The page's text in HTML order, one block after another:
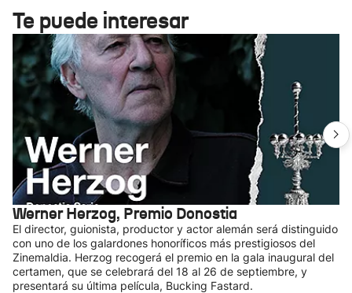
Te puede interesar
Werner Herzog, Premio Donostia
El director, guionista, productor y actor alemán será distinguido
con uno de los galardones honoríficos más prestigiosos del
Zinemaldia. Herzog recogerá el premio en la gala inaugural del
certamen, que se celebrará del 18 al 26 de septiembre, y
presentará su última película, Bucking Fastard.